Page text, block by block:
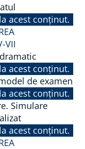
acest conținut.
VII
acest conținut.
de examen
acest conținut.
Simulare
acest conținut.